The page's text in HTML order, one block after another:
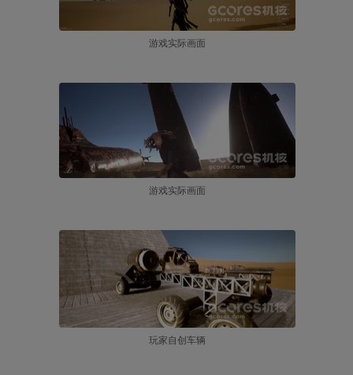
游戏实际画面
游戏实际画面
玩家自创车辆